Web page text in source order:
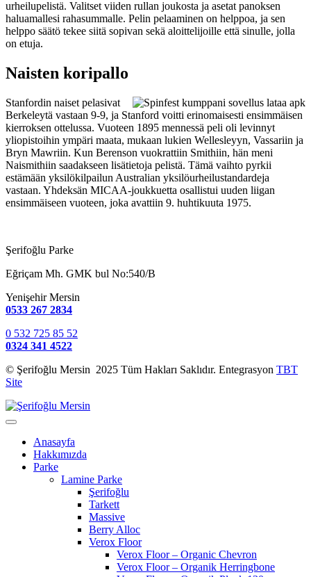
urheilupelistä. Valitset viiden rullan joukosta ja asetat panoksen
haluamallesi rahasummalle. Pelin pelaaminen on helppoa, ja sen
helppo säätö tekee siitä sopivan sekä aloittelijoille että sinulle, jolla
on etuja.
Naisten koripallo
Stanfordin naiset pelasivat
Berkeleytä vastaan ​​9-9, ja Stanford voitti erinomaisesti ensimmäisen
kierroksen ottelussa. Vuoteen 1895 mennessä peli oli levinnyt
yliopistoihin ympäri maata, mukaan lukien Wellesleyyn, Vassariin ja
Bryn Mawriin. Kun Berenson vuokrattiin Smithiin, hän meni
Naismithiin saadakseen lisätietoja pelistä. Tämä vaihto pyrkii
estämään yksilökilpailun Australian yksilöurheilustandardeja
vastaan. Yhdeksän MICAA-joukkuetta osallistui uuden liigan
ensimmäiseen vuoteen, joka avattiin 9. huhtikuuta 1975.
Şerifoğlu Parke
Eğriçam Mh. GMK bul No:540/B
Yenişehir Mersin
0533 267 2834
0 532 725 85 52
0324 341 4522
© Şerifoğlu Mersin 2025 Tüm Hakları Saklıdır. Entegrasyon TBT
Site
Anasayfa
Hakkımızda
Parke
Lamine Parke
Şerifoğlu
Tarkett
Massive
Berry Alloc
Verox Floor
Verox Floor – Organic Chevron
Verox Floor – Organik Herringbone